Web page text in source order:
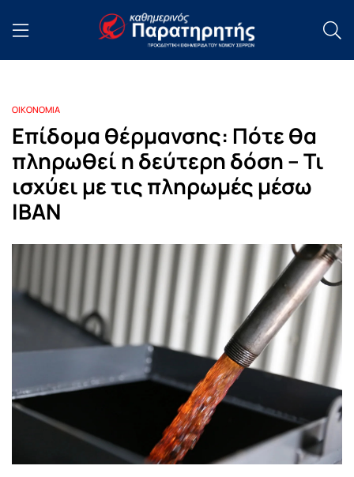
ΟΙΚΟΝΟΜΙΑ
Επίδομα θέρμανσης: Πότε θα
πληρωθεί η δεύτερη δόση – Τι
ισχύει με τις πληρωμές μέσω
IBAN